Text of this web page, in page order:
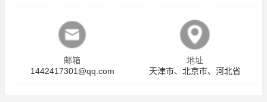
邮箱
1442417301@qq.com
地址
天津市、北京市、河北省